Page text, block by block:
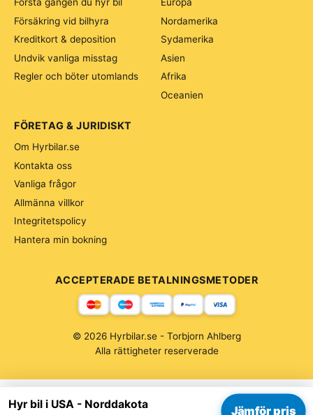
Hyr bil i USA - Norddakota Jämför pris
Nordamerika
Sydamerika
Asien
Afrika
Oceanien
Försäkring vid bilhyra
Kreditkort & deposition
Undvik vanliga misstag
Regler och böter utomlands
FÖRETAG & JURIDISKT
Om Hyrbilar.se
Kontakta oss
Vanliga frågor
Allmänna villkor
Integritetspolicy
Hantera min bokning
ACCEPTERADE BETALNINGSMETODER
© 2026 Hyrbilar.se - Torbjorn Ahlberg
Alla rättigheter reserverade